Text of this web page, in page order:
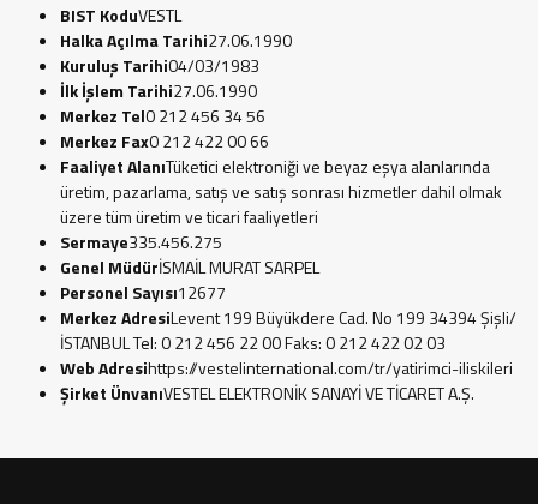
BIST KoduVESTL
Halka Açılma Tarihi27.06.1990
Kuruluş Tarihi04/03/1983
İlk İşlem Tarihi27.06.1990
Merkez Tel0 212 456 34 56
Merkez Fax0 212 422 00 66
Faaliyet AlanıTüketici elektroniği ve beyaz eşya alanlarında
üretim, pazarlama, satış ve satış sonrası hizmetler dahil olmak
üzere tüm üretim ve ticari faaliyetleri
Sermaye335.456.275
Genel MüdürİSMAİL MURAT SARPEL
Personel Sayısı12677
Merkez AdresiLevent 199 Büyükdere Cad. No 199 34394 Şişli/
İSTANBUL Tel: 0 212 456 22 00 Faks: 0 212 422 02 03
Web Adresihttps://vestelinternational.com/tr/yatirimci-iliskileri
Şirket ÜnvanıVESTEL ELEKTRONİK SANAYİ VE TİCARET A.Ş.